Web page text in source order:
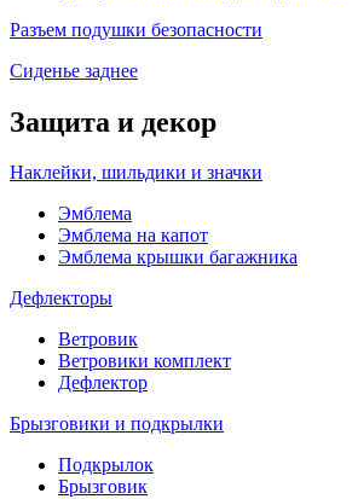
Разъем подушки безопасности
Сиденье заднее
Защита и декор
Наклейки, шильдики и значки
Эмблема
Эмблема на капот
Эмблема крышки багажника
Дефлекторы
Ветровик
Ветровики комплект
Дефлектор
Брызговики и подкрылки
Подкрылок
Брызговик